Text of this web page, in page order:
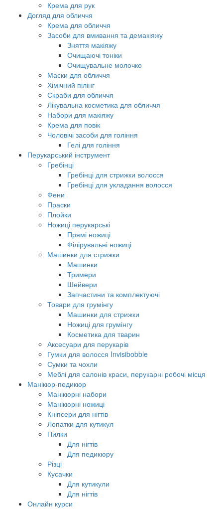
Крема для рук
Догляд для обличчя
Крема для обличчя
Засоби для вмивання та демакіяжу
Зняття макіяжу
Очищаючі тоніки
Очищувальне молочко
Маски для обличчя
Хімічний пілінг
Скраби для обличчя
Лікувальна косметика для обличчя
Набори для макіяжу
Крема для повік
Чоловічі засоби для гоління
Гелі для гоління
Перукарський інструмент
Гребінці
Гребінці для стрижки волосся
Гребінці для укладання волосся
Фени
Праски
Плойки
Ножиці перукарські
Прямі ножиці
Філірувальні ножиці
Машинки для стрижки
Машинки
Тримери
Шейвери
Запчастини та комплектуючі
Товари для грумінгу
Машинки для стрижки
Ножиці для грумінгу
Косметика для тварин
Аксесуари для перукарів
Гумки для волосся Invisibobble
Сумки та чохли
Меблі для салонів краси, перукарні робочі місця
Манікюр-педикюр
Манікюрні набори
Манікюрні ножиці
Кніпсери для нігтів
Лопатки для кутикул
Пилки
Для нігтів
Для педикюру
Різці
Кусачки
Для кутикули
Для нігтів
Онлайн курси